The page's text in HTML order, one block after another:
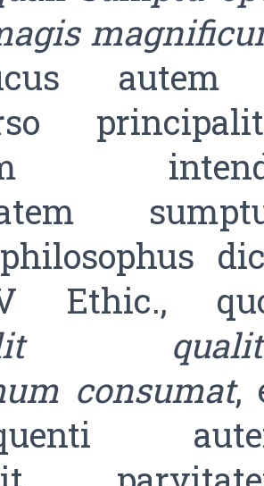
Ethic.,
consumat,